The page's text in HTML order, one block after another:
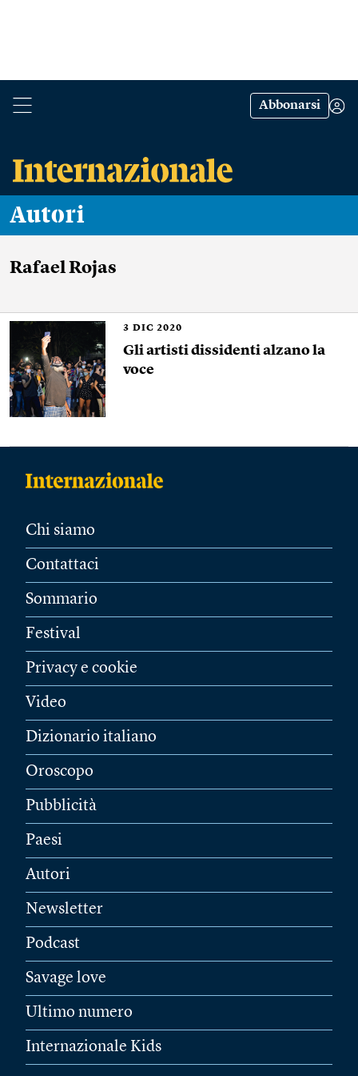
Abbonarsi
Autori
Rafael Rojas
3 DIC 2020
Gli artisti dissidenti alzano la
voce
Chi siamo
Contattaci
Sommario
Festival
Privacy e cookie
Video
Dizionario italiano
Oroscopo
Pubblicità
Paesi
Autori
Newsletter
Podcast
Savage love
Ultimo numero
Internazionale Kids